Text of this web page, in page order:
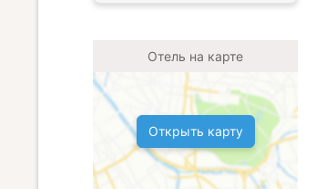
Отель на карте
Открыть карту